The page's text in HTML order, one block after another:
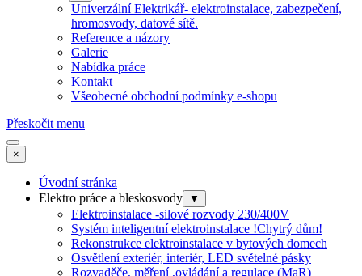
Univerzální Elektrikář- elektroinstalace, zabezpečení,
hromosvody, datové sítě.
Reference a názory
Galerie
Nabídka práce
Kontakt
Všeobecné obchodní podmínky e-shopu
Přeskočit menu
×
Úvodní stránka
Elektro práce a bleskosvody
▼
Elektroinstalace -silové rozvody 230/400V
Systém inteligentní elektroinstalace !Chytrý dům!
Rekonstrukce elektroinstalace v bytových domech
Osvětlení exteriér, interiér, LED světelné pásky
Rozvaděče, měření ,ovládání a regulace (MaR)